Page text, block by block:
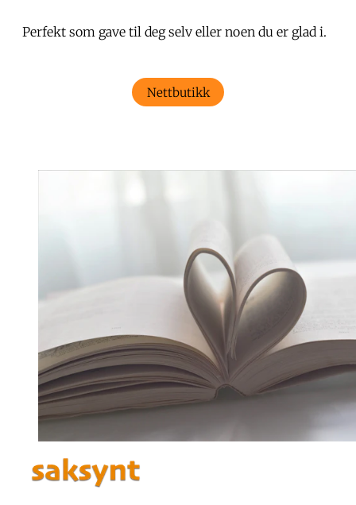
Perfekt som gave til deg selv eller noen du er glad i.
Nettbutikk